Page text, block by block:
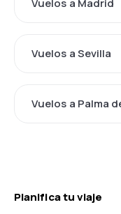
Vuelos a Madrid
Vuelos a Sevilla
Vuelos a Palma
Planifica tu viaje